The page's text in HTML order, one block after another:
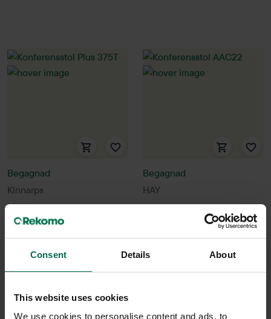
Consent Details About
This website uses cookies
We use cookies to personalise content and ads, to
Kinnarps
Begagnad
C02
HAY
Begagnad
Konferensstol AAC22